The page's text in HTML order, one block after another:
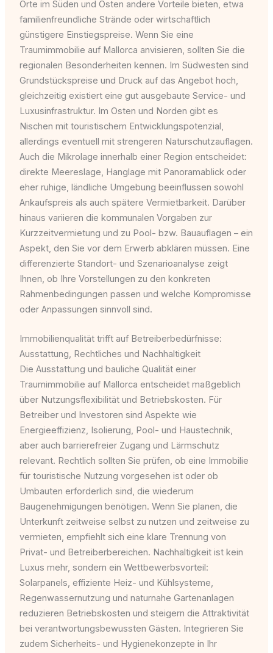
Orte im Süden und Osten andere Vorteile bieten, etwa
familienfreundliche Strände oder wirtschaftlich
günstigere Einstiegspreise. Wenn Sie eine
Traumimmobilie auf Mallorca anvisieren, sollten Sie die
regionalen Besonderheiten kennen. Im Südwesten sind
Grundstückspreise und Druck auf das Angebot hoch,
gleichzeitig existiert eine gut ausgebaute Service- und
Luxusinfrastruktur. Im Osten und Norden gibt es
Nischen mit touristischem Entwicklungspotenzial,
allerdings eventuell mit strengeren Naturschutzauflagen.
Auch die Mikrolage innerhalb einer Region entscheidet:
direkte Meereslage, Hanglage mit Panoramablick oder
eher ruhige, ländliche Umgebung beeinflussen sowohl
Ankaufspreis als auch spätere Vermietbarkeit. Darüber
hinaus variieren die kommunalen Vorgaben zur
Kurzzeitvermietung und zu Pool- bzw. Bauauflagen – ein
Aspekt, den Sie vor dem Erwerb abklären müssen. Eine
differenzierte Standort- und Szenarioanalyse zeigt
Ihnen, ob Ihre Vorstellungen zu den konkreten
Rahmenbedingungen passen und welche Kompromisse
oder Anpassungen sinnvoll sind.
Immobilienqualität trifft auf Betreiberbedürfnisse:
Ausstattung, Rechtliches und Nachhaltigkeit
Die Ausstattung und bauliche Qualität einer
Traumimmobilie auf Mallorca entscheidet maßgeblich
über Nutzungsflexibilität und Betriebskosten. Für
Betreiber und Investoren sind Aspekte wie
Energieeffizienz, Isolierung, Pool- und Haustechnik,
aber auch barrierefreier Zugang und Lärmschutz
relevant. Rechtlich sollten Sie prüfen, ob eine Immobilie
für touristische Nutzung vorgesehen ist oder ob
Umbauten erforderlich sind, die wiederum
Baugenehmigungen benötigen. Wenn Sie planen, die
Unterkunft zeitweise selbst zu nutzen und zeitweise zu
vermieten, empfiehlt sich eine klare Trennung von
Privat- und Betreiberbereichen. Nachhaltigkeit ist kein
Luxus mehr, sondern ein Wettbewerbsvorteil:
Solarpanels, effiziente Heiz- und Kühlsysteme,
Regenwassernutzung und naturnahe Gartenanlagen
reduzieren Betriebskosten und steigern die Attraktivität
bei verantwortungsbewussten Gästen. Integrieren Sie
zudem Sicherheits- und Hygienekonzepte in Ihr